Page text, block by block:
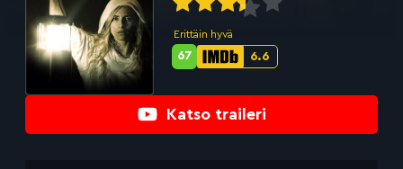
Katso traileri
Erittäin hyvä
IMDb-
6.6
Metascore-
67